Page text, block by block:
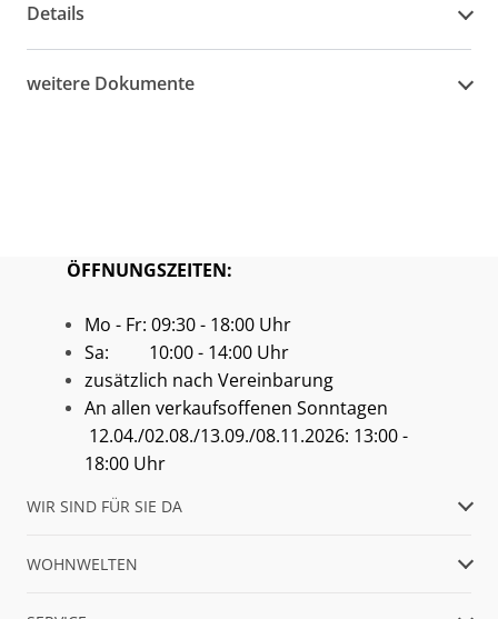
Details
weitere Dokumente
ÖFFNUNGSZEITEN:
Mo - Fr: 09:30 - 18:00 Uhr
Sa: 10:00 - 14:00 Uhr
zusätzlich nach Vereinbarung
An allen verkaufsoffenen Sonntagen
12.04./02.08./13.09./08.11.2026: 13:00 -
18:00 Uhr
WIR SIND FÜR SIE DA
WOHNWELTEN